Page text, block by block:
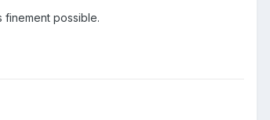
possible.